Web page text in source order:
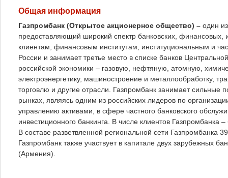
Общая информация
Газпромбанк (Открытое акционерное общество) – один
предоставляющий широкий спектр банковских, финансовых,
клиентам, финансовым институтам, институциональным и
России и занимает третье место в списке банков
российской экономики – газовую, нефтяную, атомную,
электроэнергетику, машиностроение и металлообработку,
торговлю и другие отрасли. Газпромбанк занимает
рынках, являясь одним из российских лидеров по
управлению активами, в сфере частного банковского
инвестиционного банкинга. В числе клиентов
В составе разветвленной региональной сети Газпромбанка
Газпромбанк также участвует в капитале двух зарубежных
(Армения).